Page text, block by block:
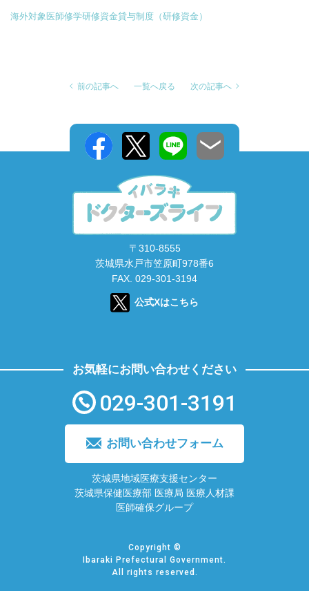
海外対象医師修学研修資金貸与制度（研修資金）
前の記事へ 一覧へ戻る 次の記事へ
〒310-8555
茨城県水戸市笠原町978番6
FAX. 029-301-3194
公式Xはこちら
お気軽にお問い合わせください
029-301-3191
お問い合わせフォーム
茨城県地域医療支援センター
茨城県保健医療部 医療局 医療人材課
医師確保グループ
Copyright ©
Ibaraki Prefectural Government.
All rights reserved.